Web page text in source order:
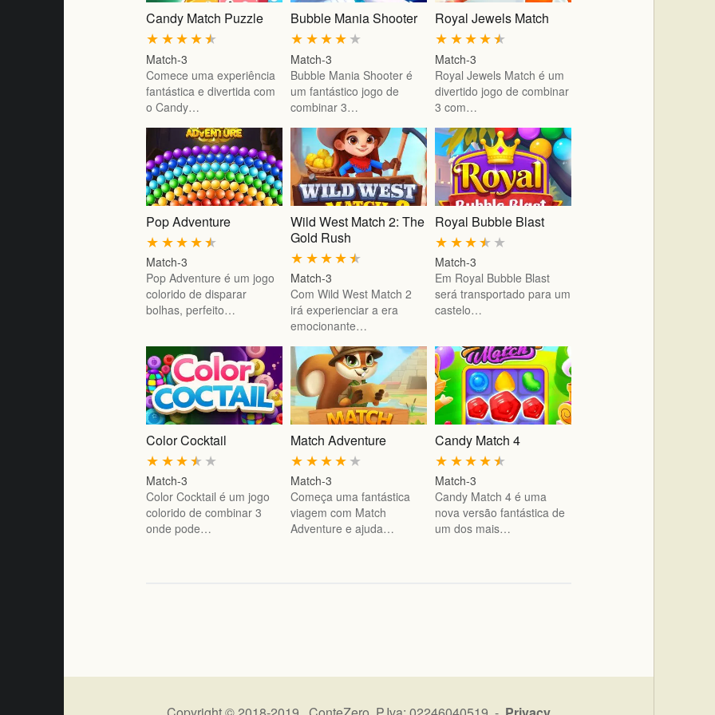
Candy Match Puzzle
★
★
★
★
★
Match-3
Comece uma experiência
fantástica e divertida com
o Candy…
Bubble Mania Shooter
★
★
★
★
★
Match-3
Bubble Mania Shooter é
um fantástico jogo de
combinar 3…
Royal Jewels Match
★
★
★
★
★
Match-3
Royal Jewels Match é um
divertido jogo de combinar
3 com…
Pop Adventure
★
★
★
★
★
Match-3
Pop Adventure é um jogo
colorido de disparar
bolhas, perfeito…
Wild West Match 2: The
Gold Rush
★
★
★
★
★
Match-3
Com Wild West Match 2
irá experienciar a era
emocionante…
Royal Bubble Blast
★
★
★
★
★
Match-3
Em Royal Bubble Blast
será transportado para um
castelo…
Color Cocktail
★
★
★
★
★
Match-3
Color Cocktail é um jogo
colorido de combinar 3
onde pode…
Match Adventure
★
★
★
★
★
Match-3
Começa uma fantástica
viagem com Match
Adventure e ajuda…
Candy Match 4
★
★
★
★
★
Match-3
Candy Match 4 é uma
nova versão fantástica de
um dos mais…